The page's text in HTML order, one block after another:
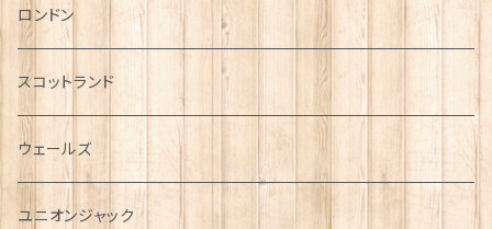
チャーム
犬グッズ
傘
指貫(シンブル)
ロンドン
スコットランド
ウェールズ
ユニオンジャック